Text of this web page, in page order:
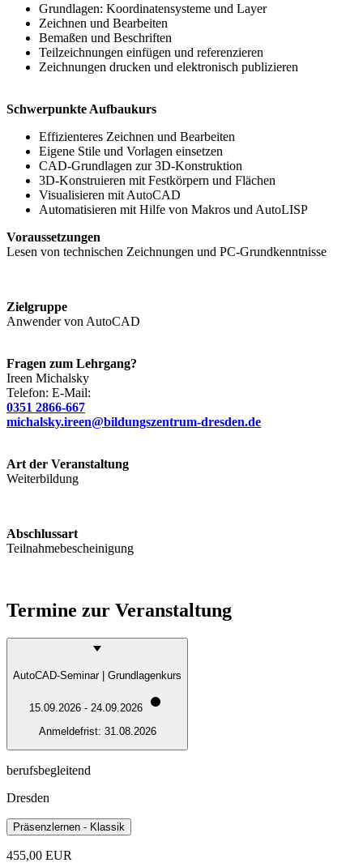
Grundlagen: Koordinatensysteme und Layer
Zeichnen und Bearbeiten
Bemaßen und Beschriften
Teilzeichnungen einfügen und referenzieren
Zeichnungen drucken und elektronisch publizieren
Schwerpunkte Aufbaukurs
Effizienteres Zeichnen und Bearbeiten
Eigene Stile und Vorlagen einsetzen
CAD-Grundlagen zur 3D-Konstruktion
3D-Konstruieren mit Festkörpern und Flächen
Visualisieren mit AutoCAD
Automatisieren mit Hilfe von Makros und AutoLISP
Voraussetzungen
Lesen von technischen Zeichnungen und PC-Grundkenntnisse
Zielgruppe
Anwender von AutoCAD
Fragen zum Lehrgang?
Ireen Michalsky
Telefon: E-Mail:
0351 2866-667
michalsky.ireen@bildungszentrum-dresden.de
Art der Veranstaltung
Weiterbildung
Abschlussart
Teilnahmebescheinigung
Termine zur Veranstaltung
AutoCAD-Seminar | Grundlagenkurs
15.09.2026 - 24.09.2026
Anmeldefrist: 31.08.2026
berufsbegleitend
Dresden
Präsenzlernen - Klassik
455,00 EUR